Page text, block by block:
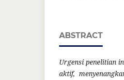
ABSTRACT
Urgensi penelitian
aktif,